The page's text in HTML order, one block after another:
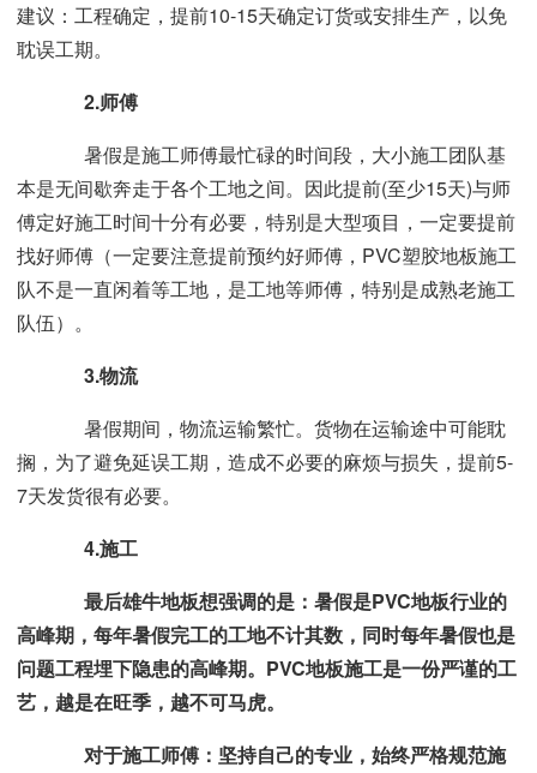
建议：工程确定，提前10-15天确定订货或安排生产，以免
耽误工期。
2.师傅
暑假是施工师傅最忙碌的时间段，大小施工团队基
本是无间歇奔走于各个工地之间。因此提前(至少15天)与师
傅定好施工时间十分有必要，特别是大型项目，一定要提前
找好师傅（一定要注意提前预约好师傅，PVC塑胶地板施工
队不是一直闲着等工地，是工地等师傅，特别是成熟老施工
队伍）。
3.物流
暑假期间，物流运输繁忙。货物在运输途中可能耽
搁，为了避免延误工期，造成不必要的麻烦与损失，提前5-
7天发货很有必要。
4.施工
最后雄牛地板想强调的是：暑假是PVC地板行业的
高峰期，每年暑假完工的工地不计其数，同时每年暑假也是
问题工程埋下隐患的高峰期。PVC地板施工是一份严谨的工
艺，越是在旺季，越不可马虎。
对于施工师傅：坚持自己的专业，始终严格规范施